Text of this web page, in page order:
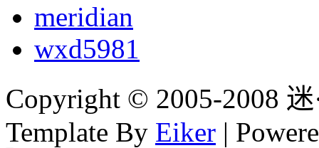
meridian
wxd5981
Copyright © 2005-2008
Template By Eiker |